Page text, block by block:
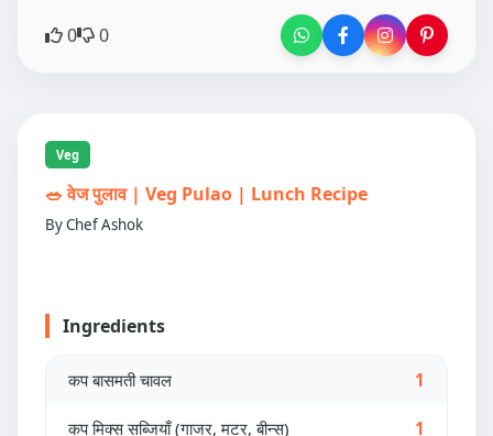
0 0
Veg
🥗 वेज पुलाव | Veg Pulao | Lunch Recipe
By Chef Ashok
Ingredients
कप बासमती चावल 1
कप मिक्स सब्जियाँ (गाजर, मटर, बीन्स) 1